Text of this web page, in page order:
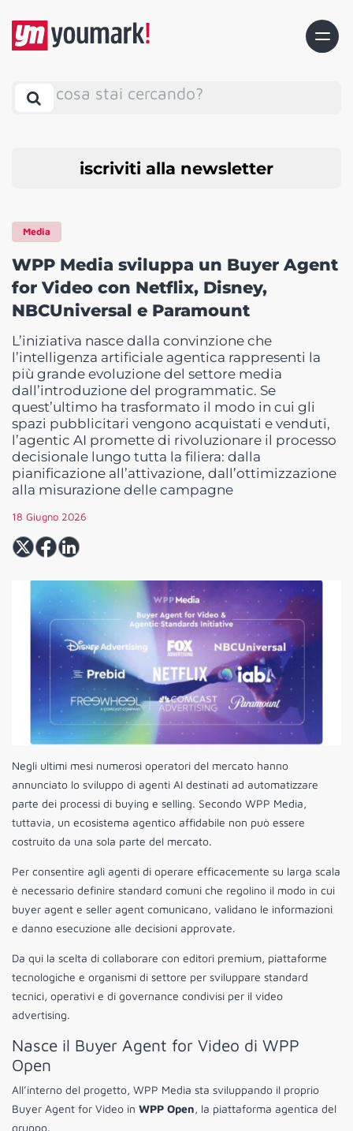
cosa stai cercando?
iscriviti alla newsletter
Media
WPP Media sviluppa un Buyer Agent
for Video con Netflix, Disney,
NBCUniversal e Paramount
L’iniziativa nasce dalla convinzione che
l’intelligenza artificiale agentica rappresenti la
più grande evoluzione del settore media
dall’introduzione del programmatic. Se
quest’ultimo ha trasformato il modo in cui gli
spazi pubblicitari vengono acquistati e venduti,
l’agentic AI promette di rivoluzionare il processo
decisionale lungo tutta la filiera: dalla
pianificazione all’attivazione, dall’ottimizzazione
alla misurazione delle campagne
18 Giugno 2026
Negli ultimi mesi numerosi operatori del mercato hanno
annunciato lo sviluppo di agenti AI destinati ad automatizzare
parte dei processi di buying e selling. Secondo WPP Media,
tuttavia, un ecosistema agentico affidabile non può essere
costruito da una sola parte del mercato.
Per consentire agli agenti di operare efficacemente su larga scala
è necessario definire standard comuni che regolino il modo in cui
buyer agent e seller agent comunicano, validano le informazioni
e danno esecuzione alle decisioni approvate.
Da qui la scelta di collaborare con editori premium, piattaforme
tecnologiche e organismi di settore per sviluppare standard
tecnici, operativi e di governance condivisi per il video
advertising.
Nasce il Buyer Agent for Video di WPP
Open
All’interno del progetto, WPP Media sta sviluppando il proprio
Buyer Agent for Video in WPP Open, la piattaforma agentica del
gruppo.